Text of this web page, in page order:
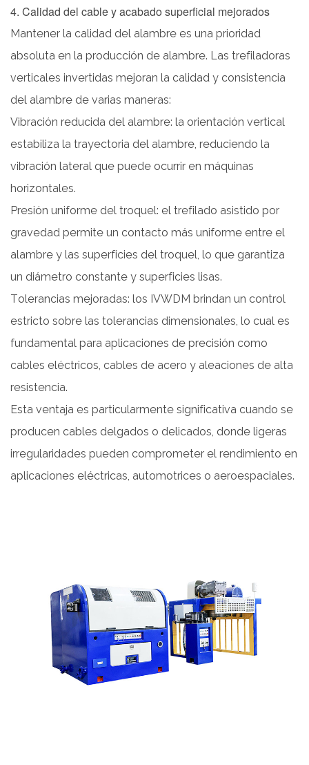
4. Calidad del cable y acabado superficial mejorados
Mantener la calidad del alambre es una prioridad
absoluta en la producción de alambre. Las trefiladoras
verticales invertidas mejoran la calidad y consistencia
del alambre de varias maneras:
Vibración reducida del alambre: la orientación vertical
estabiliza la trayectoria del alambre, reduciendo la
vibración lateral que puede ocurrir en máquinas
horizontales.
Presión uniforme del troquel: el trefilado asistido por
gravedad permite un contacto más uniforme entre el
alambre y las superficies del troquel, lo que garantiza
un diámetro constante y superficies lisas.
Tolerancias mejoradas: los IVWDM brindan un control
estricto sobre las tolerancias dimensionales, lo cual es
fundamental para aplicaciones de precisión como
cables eléctricos, cables de acero y aleaciones de alta
resistencia.
Esta ventaja es particularmente significativa cuando se
producen cables delgados o delicados, donde ligeras
irregularidades pueden comprometer el rendimiento en
aplicaciones eléctricas, automotrices o aeroespaciales.